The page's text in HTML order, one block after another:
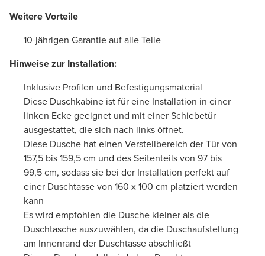
Weitere Vorteile
10-jährigen Garantie auf alle Teile
Hinweise zur Installation:
Inklusive Profilen und Befestigungsmaterial
Diese Duschkabine ist für eine Installation in einer
linken Ecke geeignet und mit einer Schiebetür
ausgestattet, die sich nach links öffnet.
Diese Dusche hat einen Verstellbereich der Tür von
157,5 bis 159,5 cm und des Seitenteils von 97 bis
99,5 cm, sodass sie bei der Installation perfekt auf
einer Duschtasse von 160 x 100 cm platziert werden
kann
Es wird empfohlen die Dusche kleiner als die
Duschtasche auszuwählen, da die Duschaufstellung
am Innenrand der Duschtasse abschließt